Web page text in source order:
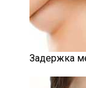
Задержка